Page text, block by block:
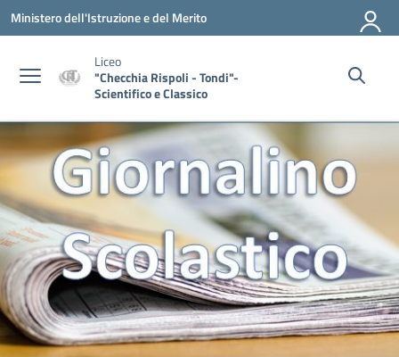
Vai ai contenuti
Vai al menu di navigazione
Vai al footer
Ministero dell'Istruzione e del Merito
Liceo
"Checchia Rispoli - Tondi"-
Scientifico e Classico